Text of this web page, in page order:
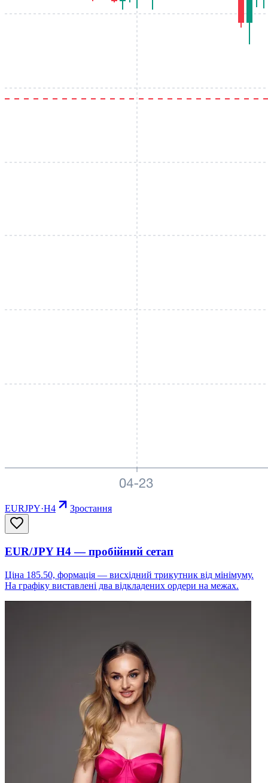
EURJPY·H4 Зростання
EUR/JPY H4 — пробійний сетап
Ціна 185.50, формація — висхідний трикутник від мінімуму.
На графіку виставлені два відкладених ордери на межах.